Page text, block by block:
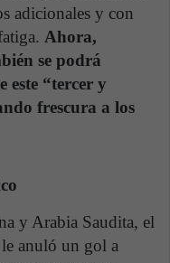
adicionales y con
Ahora,
se podrá
este “tercer y
frescura a los
y Arabia Saudita, el
anuló un gol a